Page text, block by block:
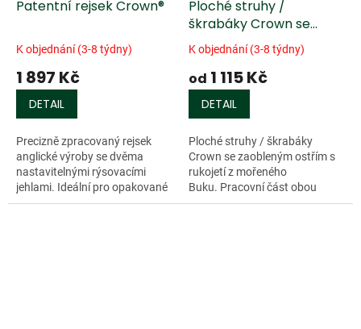
Patentní rejsek Crown®
K objednání (3-8 týdny)
1 897 Kč
DETAIL
Precizně zpracovaný rejsek
anglické výroby se dvěma
nastavitelnými rýsovacími
jehlami. Ideální pro opakované
rýsovaní paralelních čar při
Ploché struhy /
škrabáky Crown se
zaobleným ostřím
K objednání (3-8 týdny)
od 1 115 Kč
DETAIL
Ploché struhy / škrabáky
Crown se zaobleným ostřím s
rukojetí z mořeného
Buku. Pracovní část obou
dlát...